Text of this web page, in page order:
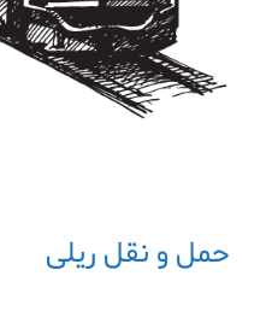
حمل و نقل ریلی